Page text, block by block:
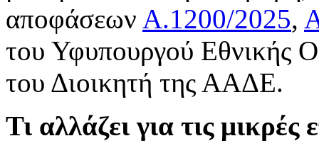
αποφάσεων Α.1200/2025,
του Υφυπουργού Εθνικής
του Διοικητή της ΑΑΔΕ.
Τι αλλάζει για τις μικρές